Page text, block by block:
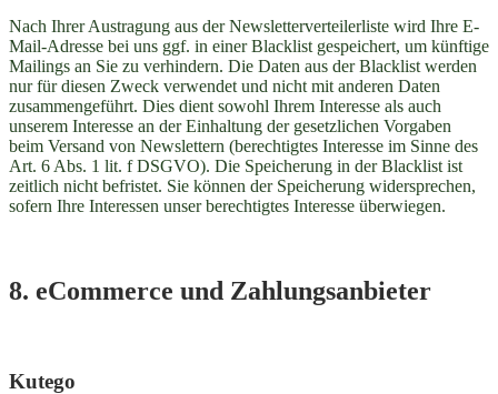
Nach Ihrer Austragung aus der Newsletterverteilerliste wird Ihre E-
Mail-Adresse bei uns ggf. in einer Blacklist gespeichert, um künftige
Mailings an Sie zu verhindern. Die Daten aus der Blacklist werden
nur für diesen Zweck verwendet und nicht mit anderen Daten
zusammengeführt. Dies dient sowohl Ihrem Interesse als auch
unserem Interesse an der Einhaltung der gesetzlichen Vorgaben
beim Versand von Newslettern (berechtigtes Interesse im Sinne des
Art. 6 Abs. 1 lit. f DSGVO). Die Speicherung in der Blacklist ist
zeitlich nicht befristet. Sie können der Speicherung widersprechen,
sofern Ihre Interessen unser berechtigtes Interesse überwiegen.
8. eCommerce und Zahlungs­anbieter
Kutego